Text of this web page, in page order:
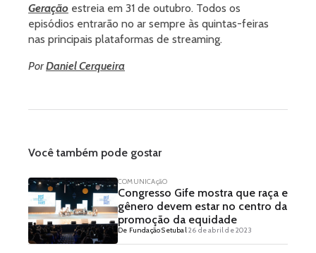
Geração estreia em 31 de outubro. Todos os
episódios entrarão no ar sempre às quintas-feiras
nas principais plataformas de streaming.
PorDaniel Cerqueira
Você também pode gostar
COMUNICAçãO
Congresso Gife mostra que raça e
gênero devem estar no centro da
promoção da equidade
De Fundação Setubal26 de abril de 2023